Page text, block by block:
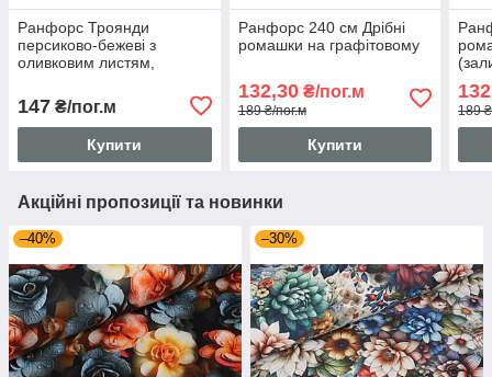
Ранфорс Троянди
персиково-бежеві з
оливковим листям,
147 ₴/пог.м
Купити
Ранфорс 240 см Дрібні
ромашки на графітовому
132,30₴/пог.м
189 ₴/пог.м
Купити
189
Акційні пропозиції та новинки
–40% –30%